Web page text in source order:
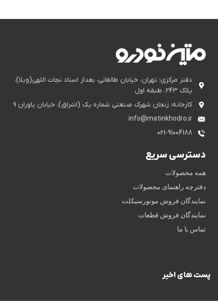
دفتر مرکزی: تهران، خیابان طالقانی، بعداز استاد نجات اللهی(ویلا)،
پلاک ۲۴۳، طبقه اول
کارخانه: زنجان شهرک صنعتی شماره یک (اشراق)، خیابان یاوران ۹
info@matinkhodro.ir
021-91004188
دسترسی سریع
همه محصولات
دفترچه راهنمای محصولات
نمایندگان فروش موتورسیکلت
نمایندگان فروش قطعات
تماس با ما
پست های اخیر